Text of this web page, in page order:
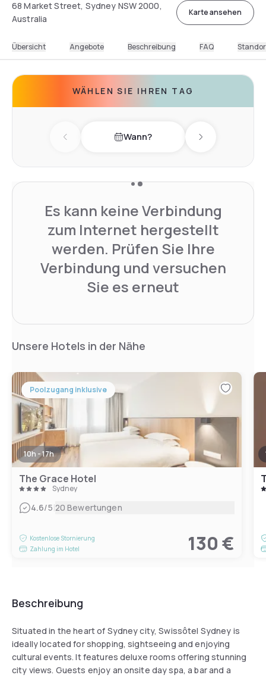
68 Market Street, Sydney NSW 2000,
Australia
Karte ansehen
Übersicht Angebote Beschreibung FAQ
WÄHLEN SIE IHREN TAG
Previous day Wann? Next day
Es kann keine Verbindung
zum Internet hergestellt
werden. Prüfen Sie Ihre
Verbindung und versuchen
Sie es erneut
Unsere Hotels in der Nähe
Poolzugang inklusive
10h - 17h
The Grace Hotel
Sydney
4.6/5|20 Bewertungen
Kostenlose Stornierung
Zahlung im Hotel
130 €
Beschreibung
Situated in the heart of Sydney city, Swissôtel Sydney is
ideally located for shopping, sightseeing and enjoying
cultural events. It features deluxe rooms offering stunning
city views. Guests enjoy an onsite day spa, a bar and a